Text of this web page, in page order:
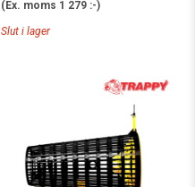
(Ex. moms 1 279 :-)
Slut i lager